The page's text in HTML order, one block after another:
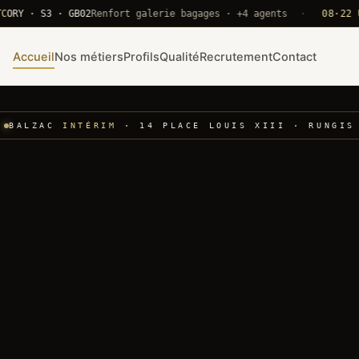
· S3 · GB02Renfort galerie bagages · +4 agents · 08·22 UTC
AccueilNos métiersProfilsQualitéRecrutementContact
BALZAC INTÉRIM · 14 PLACE LOUIS XIII · RUNGIS